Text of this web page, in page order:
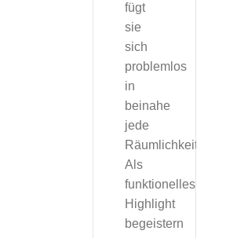
fügt
sie
sich
problemlos
in
beinahe
jede
Räumlichkeit.
Als
funktionelles
Highlight
begeistern